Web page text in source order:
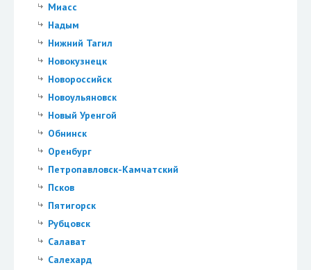
Миасс
Надым
Нижний Тагил
Новокузнецк
Новороссийск
Новоульяновск
Новый Уренгой
Обнинск
Оренбург
Петропавловск-Камчатский
Псков
Пятигорск
Рубцовск
Салават
Салехард